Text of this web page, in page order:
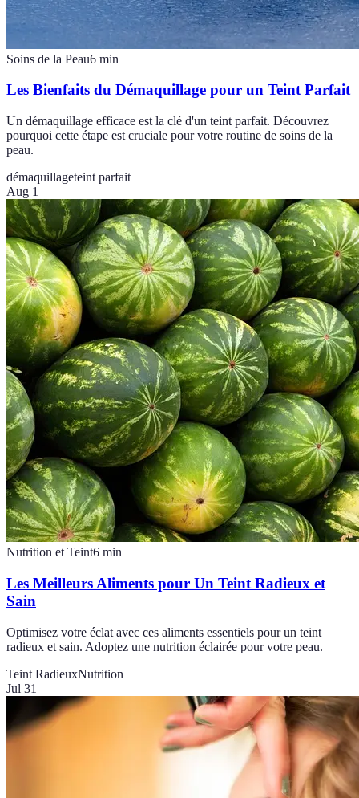
Soins de la Peau6 min
Les Bienfaits du Démaquillage pour un Teint Parfait
Un démaquillage efficace est la clé d'un teint parfait. Découvrez
pourquoi cette étape est cruciale pour votre routine de soins de la
peau.
démaquillageteint parfait
Aug 1
Nutrition et Teint6 min
Les Meilleurs Aliments pour Un Teint Radieux et
Sain
Optimisez votre éclat avec ces aliments essentiels pour un teint
radieux et sain. Adoptez une nutrition éclairée pour votre peau.
Teint RadieuxNutrition
Jul 31